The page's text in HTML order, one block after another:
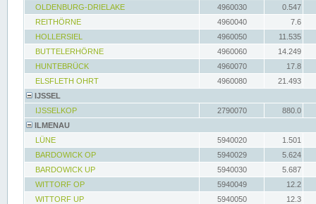
OLDENBURG-DRIELAKE
4960030
0.547
REITHÖRNE
4960040
7.6
HOLLERSIEL
4960050
11.535
BUTTELERHÖRNE
4960060
14.249
HUNTEBRÜCK
4960070
17.8
ELSFLETH OHRT
4960080
21.493
IJSSEL
IJSSELKOP
2790070
880.0
ILMENAU
LÜNE
5940020
1.501
BARDOWICK OP
5940029
5.624
BARDOWICK UP
5940030
5.687
WITTORF OP
5940049
12.2
WITTORF UP
5940050
12.3